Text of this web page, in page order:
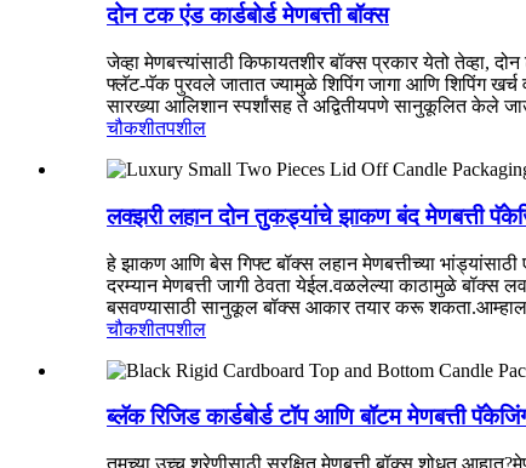
दोन टक एंड कार्डबोर्ड मेणबत्ती बॉक्स
जेव्हा मेणबत्त्यांसाठी किफायतशीर बॉक्स प्रकार येतो तेव्हा,
फ्लॅट-पॅक पुरवले जातात ज्यामुळे शिपिंग जागा आणि शिपिंग
सारख्या आलिशान स्पर्शांसह ते अद्वितीयपणे सानुकूलित केले
चौकशीतपशील
लक्झरी लहान दोन तुकड्यांचे झाकण बंद मेणबत्ती
हे झाकण आणि बेस गिफ्ट बॉक्स लहान मेणबत्तीच्या
दरम्यान मेणबत्ती जागी ठेवता येईल.वळलेल्या काठामुळे बॉक्स
बसवण्यासाठी सानुकूल बॉक्स आकार तयार करू
चौकशीतपशील
ब्लॅक रिजिड कार्डबोर्ड टॉप आणि बॉटम मेणबत्ती
तुमच्या उच्च श्रेणीसाठी सुरक्षित मेणबत्ती बॉक्स शोधत